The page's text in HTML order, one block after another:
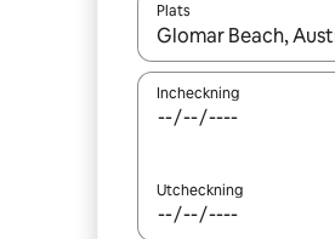
Plats
När resultaten är
Incheckning
Utcheckning